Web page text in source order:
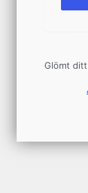
Glömt